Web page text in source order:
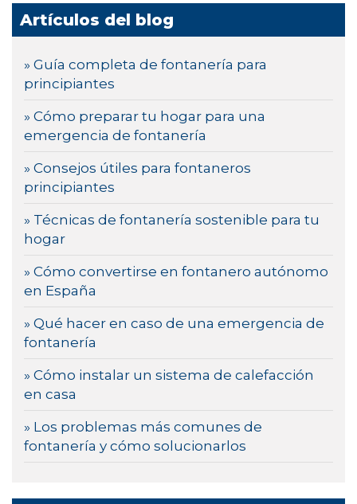
Artículos del blog
» Guía completa de fontanería para
principiantes
» Cómo preparar tu hogar para una
emergencia de fontanería
» Consejos útiles para fontaneros
principiantes
» Técnicas de fontanería sostenible para tu
hogar
» Cómo convertirse en fontanero autónomo
en España
» Qué hacer en caso de una emergencia de
fontanería
» Cómo instalar un sistema de calefacción
en casa
» Los problemas más comunes de
fontanería y cómo solucionarlos